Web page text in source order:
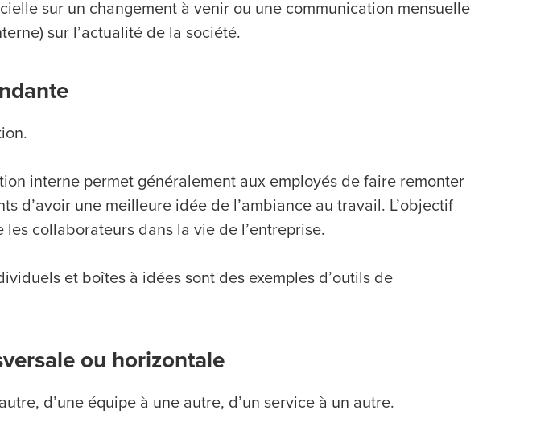
sur un changement à venir ou une communication mensuelle
sur l’actualité de la société.
interne permet généralement aux employés de faire remonter
d’avoir une meilleure idée de l’ambiance au travail. L’objectif
les collaborateurs dans la vie de l’entreprise.
et boîtes à idées sont des exemples d’outils de
ou horizontale
d’une équipe à une autre, d’un service à un autre.